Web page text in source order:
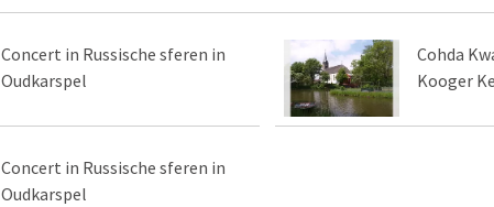
Concert in Russische sferen in
Oudkarspel
Cohda
Kooger
Concert in Russische sferen in
Oudkarspel